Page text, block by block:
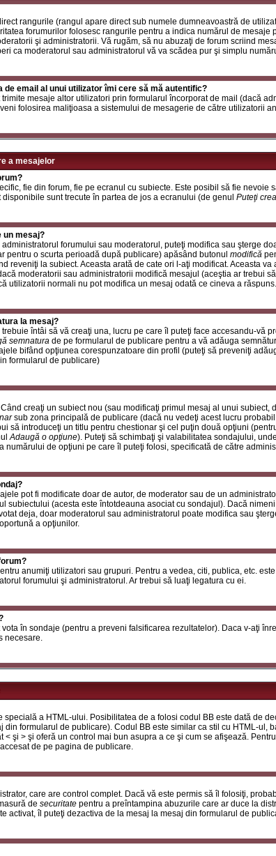
rangurile (rangul apare direct sub numele dumneavoastră de
forumurilor folosesc rangurile pentru a indica numărul de mesaje
şi administratorii. Vă rugăm, să nu abuzaţi de forum scriind
ca moderatorul sau administratorul vă va scădea pur şi simplu
de email al unui utilizator îmi cere să mă autentific?
mesaje altor utilizatori prin formularul încorporat de mail (dacă
folosirea maliţioasa a sistemului de mesagerie de către utilizatorii
a mesajelor
fie din forum, fie pe ecranul cu subiecte. Este posibil să fie nevoie
sunt trecute în partea de jos a ecranului (de genul Puteţi
un mesaj?
forumului sau moderatorul, puteţi modifica sau şterge
pentru o scurta perioadă după publicare) apăsând butonul modifică
reveniţi la subiect. Aceasta arată de cate ori l-aţi modificat. Aceasta
moderatorii sau administratorii modifică mesajul (aceştia ar trebui
utilizatorii normali nu pot modifica un mesaj odată ce cineva a răspuns.
la mesaj?
întâi să vă creaţi una, lucru pe care îl puteţi face accesandu-vă
semnatura de pe formularul de publicare pentru a vă adăuga
bifând opţiunea corespunzatoare din profil (puteţi să preveniţi
formularul de publicare)
creaţi un subiect nou (sau modificaţi primul mesaj al unui subiect,
sub zona principală de publicare (dacă nu vedeţi acest lucru
să introduceţi un titlu pentru chestionar şi cel puţin două opţiuni
Adaugă o opţiune). Puteţi să schimbaţi şi valabilitatea sondajului,
numărului de opţiuni pe care îl puteţi folosi, specificată de către
pot fi modificate doar de autor, de moderator sau de un
subiectului (acesta este întotdeauna asociat cu sondajul). Dacă
deja, doar moderatorul sau administratorul poate modifica sau
a opţiunilor.
anumiţi utilizatori sau grupuri. Pentru a vedea, citi, publica, etc.
forumului şi administratorul. Ar trebui să luaţi legatura cu ei.
în sondaje (pentru a preveni falsificarea rezultatelor). Daca v-aţi
necesare.
specială a HTML-ului. Posibilitatea de a folosi codul BB este dată de
din formularul de publicare). Codul BB este similar ca stil cu HTML-ul,
< şi > şi oferă un control mai bun asupra a ce şi cum se afişează.
de pe pagina de publicare.
care are control complet. Dacă vă este permis să îl folosiţi,
de securitate pentru a preîntampina abuzurile care ar duce la
activat, îl puteţi dezactiva de la mesaj la mesaj din formularul de